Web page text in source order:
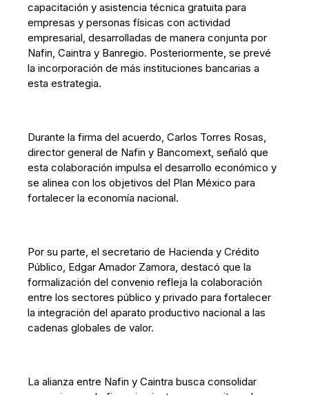
capacitación y asistencia técnica gratuita para
empresas y personas físicas con actividad
empresarial, desarrolladas de manera conjunta por
Nafin, Caintra y Banregio. Posteriormente, se prevé
la incorporación de más instituciones bancarias a
esta estrategia.
Durante la firma del acuerdo, Carlos Torres Rosas,
director general de Nafin y Bancomext, señaló que
esta colaboración impulsa el desarrollo económico y
se alinea con los objetivos del Plan México para
fortalecer la economía nacional.
Por su parte, el secretario de Hacienda y Crédito
Público, Edgar Amador Zamora, destacó que la
formalización del convenio refleja la colaboración
entre los sectores público y privado para fortalecer
la integración del aparato productivo nacional a las
cadenas globales de valor.
La alianza entre Nafin y Caintra busca consolidar